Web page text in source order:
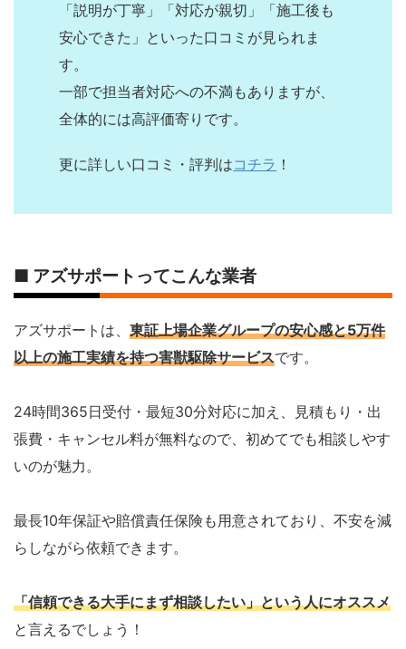
「説明が丁寧」「対応が親切」「施工後も
安心できた」といった口コミが見られま
す。
一部で担当者対応への不満もありますが、
全体的には高評価寄りです。
更に詳しい口コミ・評判はコチラ ！
■ アズサポートってこんな業者
アズサポートは、 東証上場企業グループの安心感と5万件
以上の施工実績を持つ害獣駆除サービスです。
24時間365日受付・最短30分対応に加え、見積もり・出
張費・キャンセル料が無料なので、初めてでも相談しやす
いのが魅力。
最長10年保証や賠償責任保険も用意されており、不安を減
らしながら依頼できます。
「信頼できる大手にまず相談したい」という人にオススメ
と言えるでしょう！